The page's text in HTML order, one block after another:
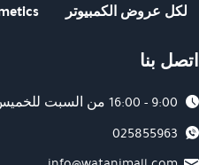
لكل عروض الكمبيوتر
اتصل بنا
9:00 - 16:00 من السبت للخميس
025855963